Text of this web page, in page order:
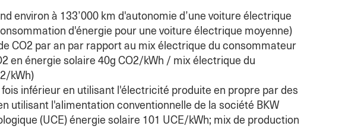
environ à 133’000 km d'autonomie d’une voiture électrique
d'énergie pour une voiture électrique moyenne)
CO2 par an par rapport au mix électrique du consommateur
en énergie solaire 40g CO2/kWh / mix électrique du
kWh)
inférieur en utilisant l'électricité produite en propre par des
utilisant l'alimentation conventionnelle de la société BKW
(UCE) énergie solaire 101 UCE/kWh; mix de production